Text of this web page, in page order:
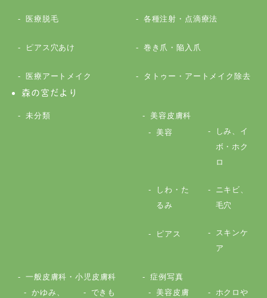
医療脱毛 各種注射・点滴療法
ピアス穴あけ 巻き爪・陥入爪
医療アートメイク
タトゥー・アートメイク除去
森の宮だより
未分類
美容皮膚科
美容
しみ、イ
ボ・ホク
ロ
しわ・た
るみ
ニキビ、
毛穴
ピアス
スキンケ
ア
一般皮膚科・小児皮膚科
かゆみ、
できも
症例写真
美容皮膚
ホクロや